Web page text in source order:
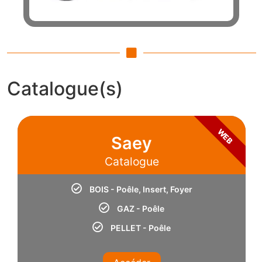
Catalogue(s)
Saey
Catalogue
BOIS - Poêle, Insert, Foyer
GAZ - Poêle
PELLET - Poêle
WEB